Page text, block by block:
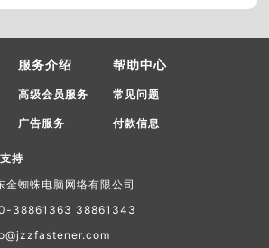
服务介绍
高级会员服务
广告服务
帮助中心
常见问题
付款信息
持
金蜘蛛电脑网络有限公司
38861363 38861343